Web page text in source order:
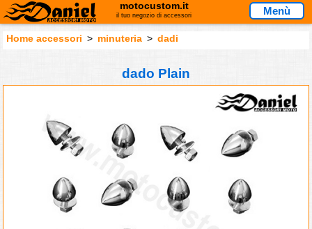
motocustom.it
il tuo negozio di accessori Menù
Home accessori > minuteria > dadi
dado Plain